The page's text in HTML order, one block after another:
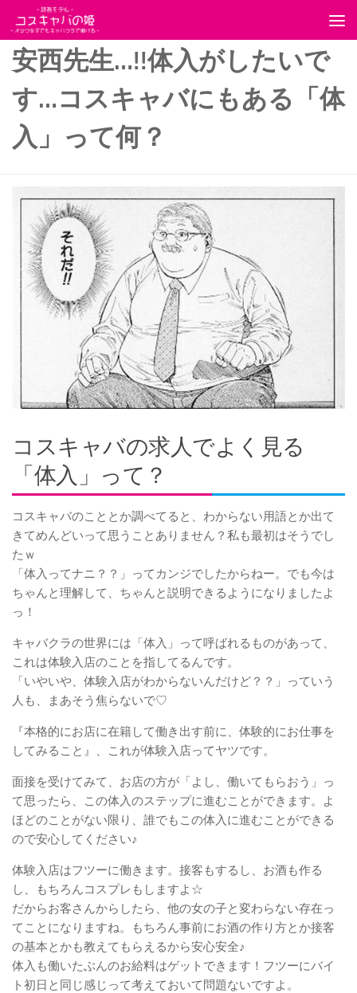
コンテンツへスキップ
安西先生…!!体入がしたいで
す…コスキャバにもある「体
入」って何？
コスキャバの求人でよく見る
「体入」って？
コスキャバのこととか調べてると、わからない用語とか出て
きてめんどいって思うことありません？私も最初はそうでし
たｗ
「体入ってナニ？？」ってカンジでしたからねー。でも今は
ちゃんと理解して、ちゃんと説明できるようになりましたよ
っ！
キャバクラの世界には「体入」って呼ばれるものがあって、
これは体験入店のことを指してるんです。
「いやいや、体験入店がわからないんだけど？？」っていう
人も、まあそう焦らないで♡
『本格的にお店に在籍して働き出す前に、体験的にお仕事を
してみること』、これが体験入店ってヤツです。
面接を受けてみて、お店の方が「よし、働いてもらおう」っ
て思ったら、この体入のステップに進むことができます。よ
ほどのことがない限り、誰でもこの体入に進むことができる
ので安心してください♪
体験入店はフツーに働きます。接客もするし、お酒も作る
し、もちろんコスプレもしますよ☆
だからお客さんからしたら、他の女の子と変わらない存在っ
てことになりますね。もちろん事前にお酒の作り方とか接客
の基本とかも教えてもらえるから安心安全♪
体入も働いたぶんのお給料はゲットできます！フツーにバイ
ト初日と同じ感じって考えておいて問題ないですよ。